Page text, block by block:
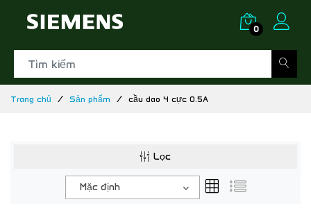
0
Trang chủ Sản phẩm cầu dao 4 cực 0.5A
Lọc
Mặc định